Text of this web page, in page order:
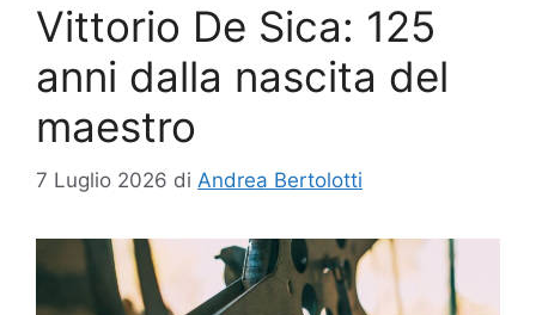
Vittorio De Sica: 125
anni dalla nascita del
maestro
7 Luglio 2026 di Andrea Bertolotti